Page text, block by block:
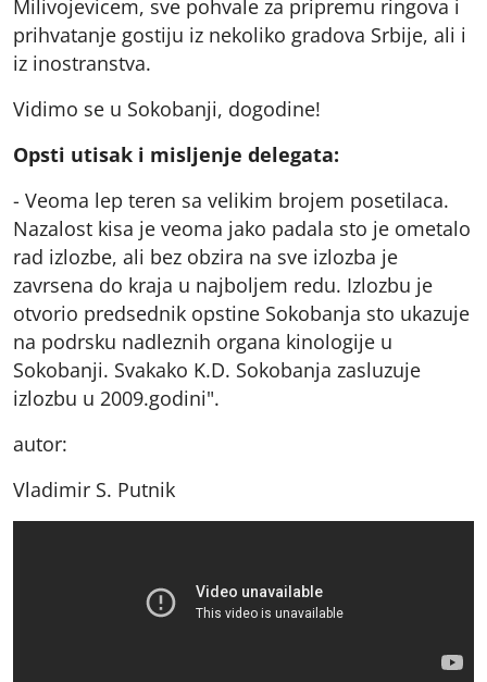
Milivojevicem, sve pohvale za pripremu ringova i
prihvatanje gostiju iz nekoliko gradova Srbije, ali i
iz inostranstva.
Vidimo se u Sokobanji, dogodine!
Opsti utisak i misljenje delegata:
- Veoma lep teren sa velikim brojem posetilaca.
Nazalost kisa je veoma jako padala sto je ometalo
rad izlozbe, ali bez obzira na sve izlozba je
zavrsena do kraja u najboljem redu. Izlozbu je
otvorio predsednik opstine Sokobanja sto ukazuje
na podrsku nadleznih organa kinologije u
Sokobanji. Svakako K.D. Sokobanja zasluzuje
izlozbu u 2009.godini".
autor:
Vladimir S. Putnik